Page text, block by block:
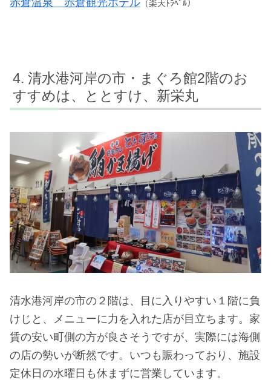
（楽天ﾄﾗﾍﾞﾙ）
清水港河岸の市・まぐろ館2階のお
すすめは、ととすけ、新栄丸
清水港河岸の市の２階は、目に入りやすい１階に負
けじと、メニューに力を入れた店が目立ちます。家
賃の安い町側の方が良さそうですが、実際には海側
の店の勢いが断然です。いつも賑わっており、施設
定休日の水曜日も休まずに営業しています。